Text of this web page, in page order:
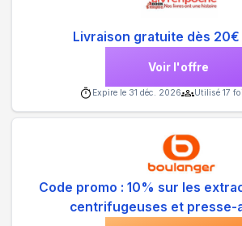
Livraison gratuite dès
Voir l'offre
Expire le 31 déc. 2026 Utilisé 17
Code promo : 10% sur les
centrifugeuses et presse-